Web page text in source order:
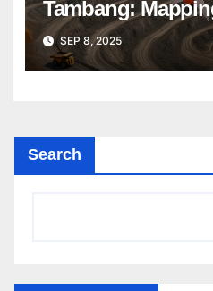
Tambang:
Profesional Lebih
SEP 8, 2025
Search